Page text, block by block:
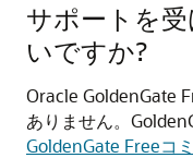
サポートを
いですか?
Oracle GoldenGate
ありません。
GoldenGate Freeコ